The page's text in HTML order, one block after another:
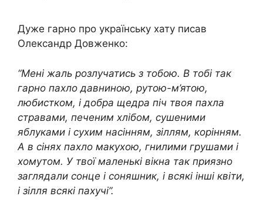
Дуже гарно про українську хату писав
Олександр Довженко:
“Мені жаль розлучатись з тобою. В тобі так
гарно пахло давниною, рутою-м’ятою,
любистком, і добра щедра піч твоя пахла
стравами, печеним хлібом, сушеними
яблуками і сухим насінням, зіллям, корінням.
А в сінях пахло макухою, гнилими грушами і
хомутом. У твої маленькі вікна так приязно
заглядали сонце і соняшник, і всякі інші квіти,
і зілля всякі пахучі”.